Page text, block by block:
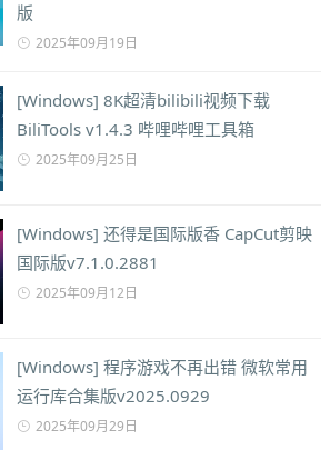
版
2025年09月19日
[Windows] 8K超清bilibili视频下载
BiliTools v1.4.3 哔哩哔哩工具箱
2025年09月25日
[Windows] 还得是国际版香 CapCut剪映
国际版v7.1.0.2881
2025年09月12日
[Windows] 程序游戏不再出错 微软常用
运行库合集版v2025.0929
2025年09月29日